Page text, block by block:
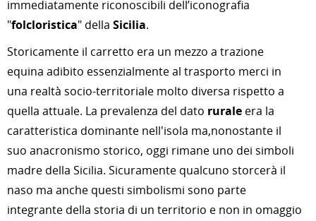
immediatamente riconoscibili dell’iconografia
"folcloristica" della Sicilia.
Storicamente il carretto era un mezzo a trazione
equina adibito essenzialmente al trasporto merci in
una realtà socio-territoriale molto diversa rispetto a
quella attuale. La prevalenza del dato rurale era la
caratteristica dominante nell'isola ma,nonostante il
suo anacronismo storico, oggi rimane uno dei simboli
madre della Sicilia. Sicuramente qualcuno storcerà il
naso ma anche questi simbolismi sono parte
integrante della storia di un territorio e non in omaggio